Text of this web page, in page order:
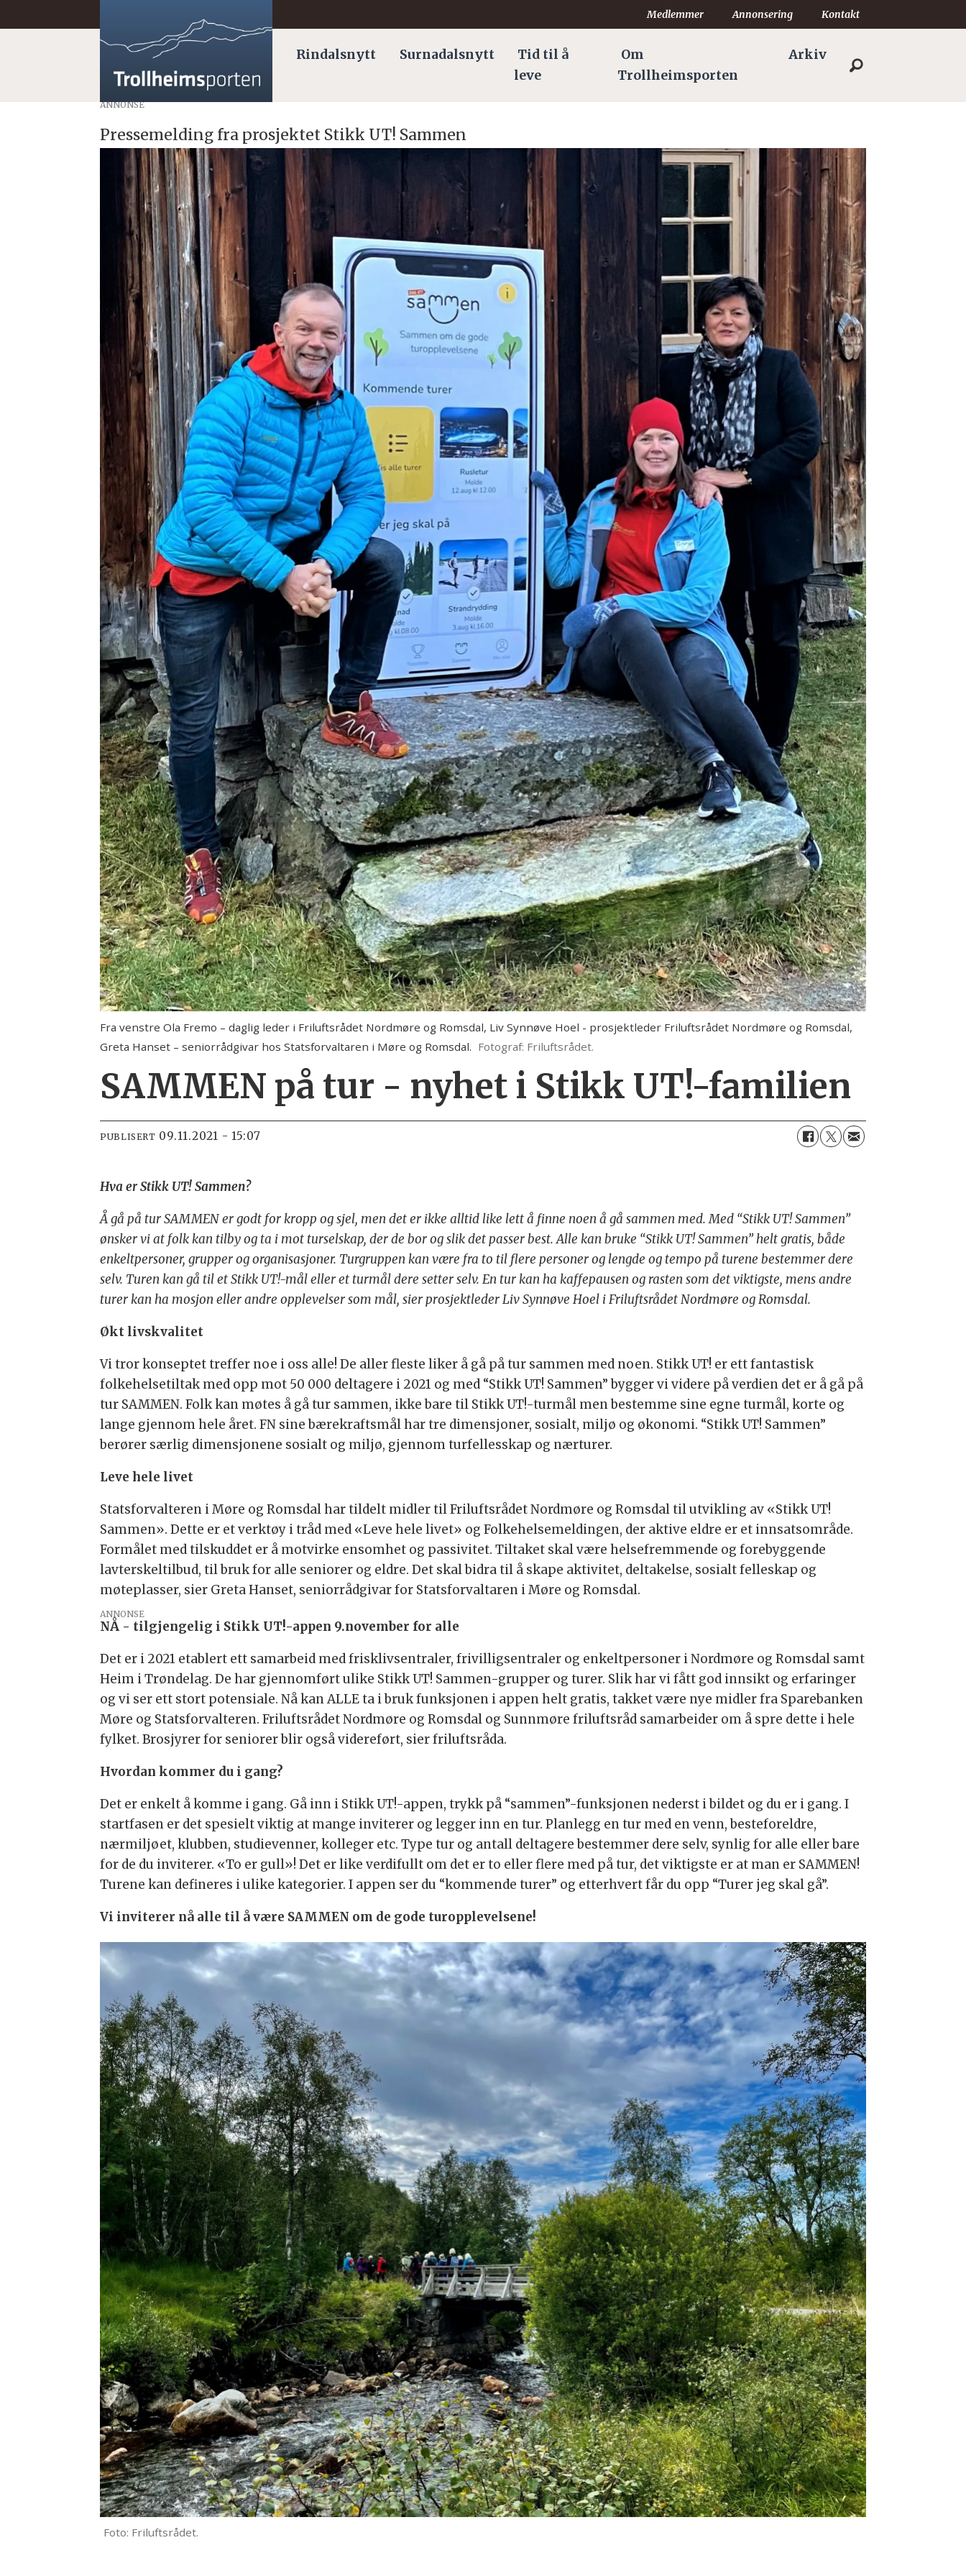
Medlemmer Annonsering Kontakt
Rindalsnytt Surnadalsnytt
Tid til å
leve
Om
Trollheimsporten
Arkiv
ANNONSE
Pressemelding fra prosjektet Stikk UT! Sammen
Fra venstre Ola Fremo – daglig leder i Friluftsrådet Nordmøre og Romsdal, Liv Synnøve Hoel - prosjektleder Friluftsrådet Nordmøre og Romsdal,
Greta Hanset – seniorrådgivar hos Statsforvaltaren i Møre og Romsdal. Fotograf: Friluftsrådet.
SAMMEN på tur - nyhet i Stikk UT!-familien
PUBLISERT 09.11.2021 - 15:07
Hva er Stikk UT! Sammen?
Å gå på tur SAMMEN er godt for kropp og sjel, men det er ikke alltid like lett å finne noen å gå sammen med. Med “Stikk UT! Sammen”
ønsker vi at folk kan tilby og ta i mot turselskap, der de bor og slik det passer best. Alle kan bruke “Stikk UT! Sammen” helt gratis, både
enkeltpersoner, grupper og organisasjoner. Turgruppen kan være fra to til flere personer og lengde og tempo på turene bestemmer dere
selv. Turen kan gå til et Stikk UT!-mål eller et turmål dere setter selv. En tur kan ha kaffepausen og rasten som det viktigste, mens andre
turer kan ha mosjon eller andre opplevelser som mål, sier prosjektleder Liv Synnøve Hoel i Friluftsrådet Nordmøre og Romsdal.
Økt livskvalitet
Vi tror konseptet treffer noe i oss alle! De aller fleste liker å gå på tur sammen med noen. Stikk UT! er ett fantastisk
folkehelsetiltak med opp mot 50 000 deltagere i 2021 og med “Stikk UT! Sammen” bygger vi videre på verdien det er å gå på
tur SAMMEN. Folk kan møtes å gå tur sammen, ikke bare til Stikk UT!-turmål men bestemme sine egne turmål, korte og
lange gjennom hele året. FN sine bærekraftsmål har tre dimensjoner, sosialt, miljø og økonomi. “Stikk UT! Sammen”
berører særlig dimensjonene sosialt og miljø, gjennom turfellesskap og nærturer.
Leve hele livet
Statsforvalteren i Møre og Romsdal har tildelt midler til Friluftsrådet Nordmøre og Romsdal til utvikling av «Stikk UT!
Sammen». Dette er et verktøy i tråd med «Leve hele livet» og Folkehelsemeldingen, der aktive eldre er et innsatsområde.
Formålet med tilskuddet er å motvirke ensomhet og passivitet. Tiltaket skal være helsefremmende og forebyggende
lavterskeltilbud, til bruk for alle seniorer og eldre. Det skal bidra til å skape aktivitet, deltakelse, sosialt felleskap og
møteplasser, sier Greta Hanset, seniorrådgivar for Statsforvaltaren i Møre og Romsdal.
ANNONSE
NÅ - tilgjengelig i Stikk UT!-appen 9.november for alle
Det er i 2021 etablert ett samarbeid med frisklivsentraler, frivilligsentraler og enkeltpersoner i Nordmøre og Romsdal samt
Heim i Trøndelag. De har gjennomført ulike Stikk UT! Sammen-grupper og turer. Slik har vi fått god innsikt og erfaringer
og vi ser ett stort potensiale. Nå kan ALLE ta i bruk funksjonen i appen helt gratis, takket være nye midler fra Sparebanken
Møre og Statsforvalteren. Friluftsrådet Nordmøre og Romsdal og Sunnmøre friluftsråd samarbeider om å spre dette i hele
fylket. Brosjyrer for seniorer blir også videreført, sier friluftsråda.
Hvordan kommer du i gang?
Det er enkelt å komme i gang. Gå inn i Stikk UT!-appen, trykk på “sammen”-funksjonen nederst i bildet og du er i gang. I
startfasen er det spesielt viktig at mange inviterer og legger inn en tur. Planlegg en tur med en venn, besteforeldre,
nærmiljøet, klubben, studievenner, kolleger etc. Type tur og antall deltagere bestemmer dere selv, synlig for alle eller bare
for de du inviterer. «To er gull»! Det er like verdifullt om det er to eller flere med på tur, det viktigste er at man er SAMMEN!
Turene kan defineres i ulike kategorier. I appen ser du “kommende turer” og etterhvert får du opp “Turer jeg skal gå”.
Vi inviterer nå alle til å være SAMMEN om de gode turopplevelsene!
Foto: Friluftsrådet.